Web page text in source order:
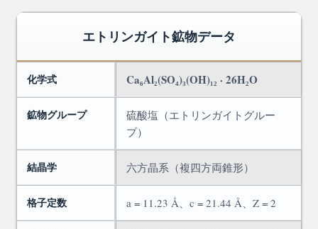
エトリンガイト鉱物データ
化学式 Ca₆Al₂(SO₄)₃(OH)₁₂ · 26H₂O
鉱物グループ
硫酸塩（エトリンガイトグルー
プ）
結晶学 六方晶系（複四方両錐形）
格子定数 a = 11.23 Å、c = 21.44 Å、Z = 2